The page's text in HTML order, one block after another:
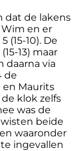
dat de lakens
Wim en er
(15-10). De
13) maar
daarna via
de
en Maurits
klok zelfs
was de
beide
waaronder
ingevallen